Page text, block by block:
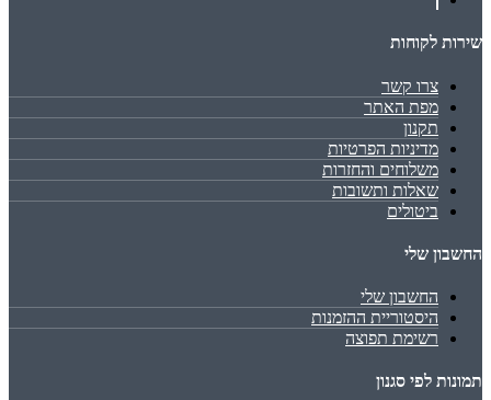
שירות לקוחות
צרו קשר
מפת האתר
תקנון
מדיניות הפרטיות
משלוחים והחזרות
שאלות ותשובות
ביטולים
החשבון שלי
החשבון שלי
היסטוריית ההזמנות
רשימת תפוצה
תמונות לפי סגנון